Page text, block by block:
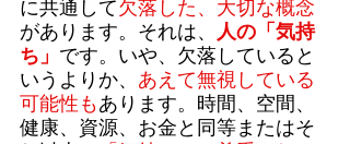
に共通して欠落した、大切な概念
があります。それは、 人の「気持
ち」 です。いや、欠落していると
いうよりか、 あえて無視している
可能性もあります。時間、空間、
健康、資源、お金と同等またはそ